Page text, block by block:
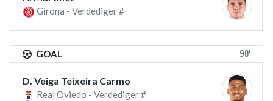
Girona - Verdediger #
GOAL 90'
D. Veiga Teixeira Carmo
Real Oviedo - Verdediger #